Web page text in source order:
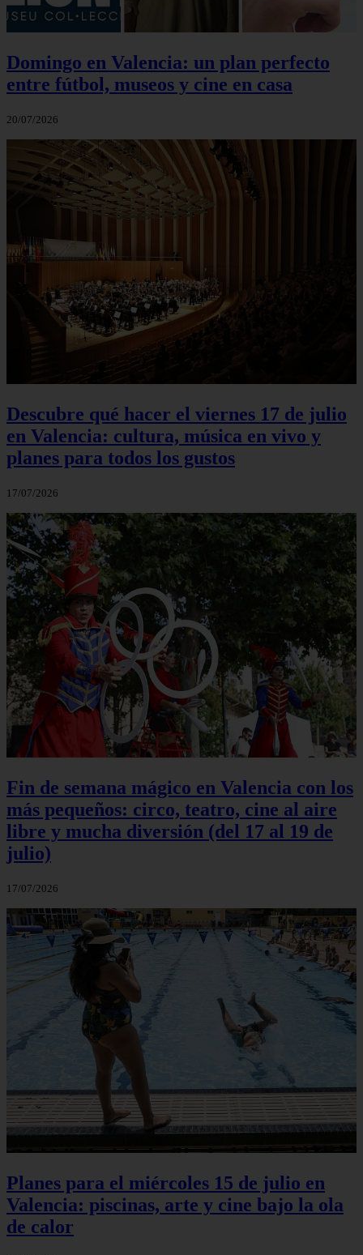
Domingo en Valencia: un plan perfecto
entre fútbol, museos y cine en casa
20/07/2026
Descubre qué hacer el viernes 17 de julio
en Valencia: cultura, música en vivo y
planes para todos los gustos
17/07/2026
Fin de semana mágico en Valencia con los
más pequeños: circo, teatro, cine al aire
libre y mucha diversión (del 17 al 19 de
julio)
17/07/2026
Planes para el miércoles 15 de julio en
Valencia: piscinas, arte y cine bajo la ola
de calor